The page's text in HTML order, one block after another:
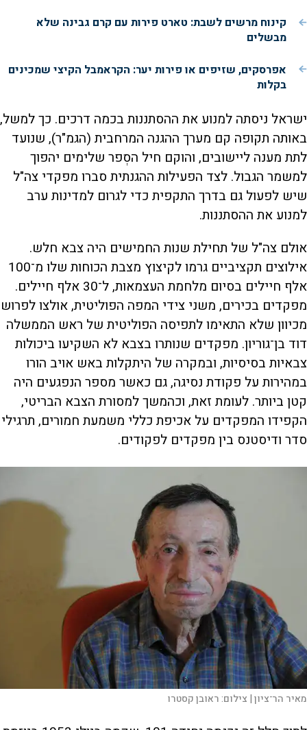
קינוח מרשים לשבת: טארט פירות עם קרם גבינה שלא
מבשלים
אפרסקים, שזיפים או פירות יער: הקראמבל הקיצי שמכינים
בקלות
ישראל ניסתה למנוע את ההסתננות בכמה דרכים. כך למשל,
באותה תקופה קם מערך ההגנה המרחבית (הגמ"ר), שנועד
לתת מענה ליישובים, והוקם חיל הסְפר שלימים יהפוך
למשמר הגבול. לצד הפעילות ההגנתית סברו מפקדי צה"ל
שיש לפעול גם בדרך התקפית כדי לגרום למדינות ערב
למנוע את ההסתננות.
אולם צה"ל של תחילת שנות החמישים היה צבא חלש.
אילוצים תקציביים גרמו לקיצוץ מצבת הכוחות שלו מ־100
אלף חיילים בסיום מלחמת העצמאות, ל־30 אלף חיילים.
מפקדים בכירים, משני צידי המפה הפוליטית, אולצו לפרוש
מכיוון שלא התאימו לתפיסה הפוליטית של ראש הממשלה
דוד בן־גוריון. מפקדים שנותרו בצבא לא השקיעו ביכולות
צבאיות בסיסיות, ובמקרה של היתקלות באש אויב הורו
במהירות על פקודת נסיגה, גם כאשר מספר הנפגעים היה
קטן ביותר. לעומת זאת, וכהמשך למסורת הצבא הבריטי,
הקפידו המפקדים על אכיפת כללי משמעת חמורים, תרגילי
סדר ודיסטנס בין מפקדים לפקודים.
מאיר הר־ציון | צילום:ראובן קסטרו